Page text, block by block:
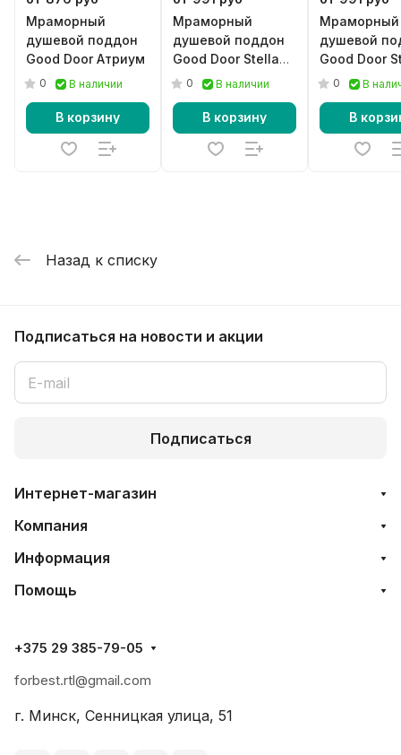
Мраморный
душевой поддон
Good Door Атриум
0 В наличии
В корзину
Мраморный
душевой поддон
Good Door Stella
черный
0 В наличии
В корзину
Мраморный
душевой
Good Door
серый
0 В
В
Назад к списку
Подписаться на новости и акции
Подписаться
Интернет-магазин
Компания
Информация
Помощь
+375 29 385-79-05
forbest.rtl@gmail.com
г. Минск, Сенницкая улица, 51